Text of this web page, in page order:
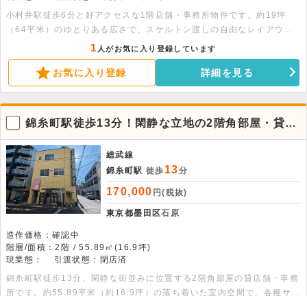
小村井駅徒歩6分と好アクセスな1階店舗・事務所物件です。約19坪
（64平米）のゆとりある広さで、スケルトン渡しの自由なレイアウト
が魅力。幅広い業態に対応可能です。まずはお気軽にお問い合わせくだ
さい！
1 人がお気に入り登録しています
お気に入り登録 詳細を見る
錦糸町駅徒歩13分！閑静な立地の2階角部屋・貸店
舗事務所
総武線
錦糸町駅 徒歩 13分
170,000 円(税抜)
東京都墨田区石原
造作価格：確認中
階層/面積：2階 / 55.89㎡(16.9坪)
現業態：
引渡状態：閉店済
錦糸町駅徒歩13分、閑静な街並みに位置する2階角部屋の貸店舗・事務
所です。約55.89平米（約16.9坪）の落ち着いた室内空間で、各種サロ